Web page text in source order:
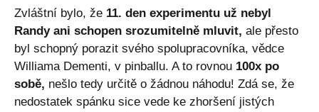
Zvláštní bylo, že 11. den experimentu už nebyl
Randy ani schopen srozumitelně mluvit, ale přesto
byl schopný porazit svého spolupracovníka, vědce
Williama Dementi, v pinballu. A to rovnou 100x po
sobě, nešlo tedy určitě o žádnou náhodu! Zdá se, že
nedostatek spánku sice vede ke zhoršení jistých